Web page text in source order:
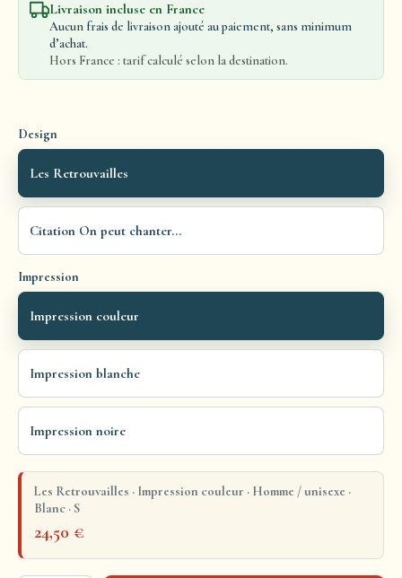
Livraison incluse en France
Aucun frais de livraison ajouté au paiement, sans minimum
d’achat.
Hors France : tarif calculé selon la destination.
Design
Les Retrouvailles
Citation On peut chanter...
Impression
Impression couleur
Impression blanche
Impression noire
Les Retrouvailles · Impression couleur · Homme / unisexe ·
Blanc · S
24,50 €